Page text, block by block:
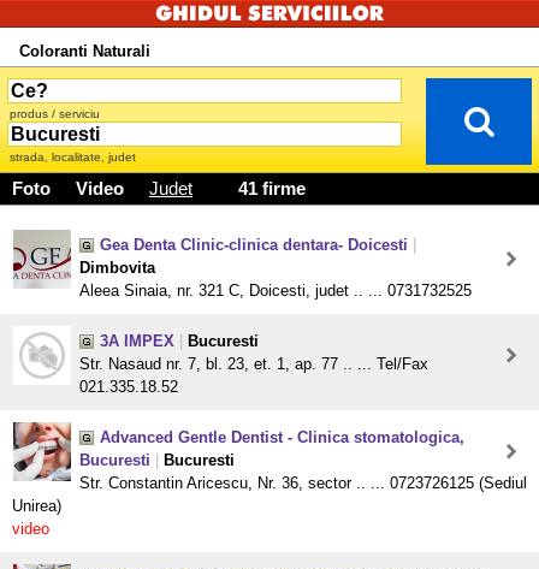
Coloranti Naturali
produs / serviciu
strada, localitate, judet
Foto Video Judet 41 firme
Gea Denta Clinic-clinica dentara- Doicesti
Dimbovita
Aleea Sinaia, nr. 321 C, Doicesti, judet .. ... 0731732525
3A IMPEX
Bucuresti
Str. Nasaud nr. 7, bl. 23, et. 1, ap. 77 .. ... Tel/Fax
021.335.18.52
Advanced Gentle Dentist - Clinica stomatologica,
Bucuresti
Bucuresti
Str. Constantin Aricescu, Nr. 36, sector .. ... 0723726125 (Sediul
Unirea)
video